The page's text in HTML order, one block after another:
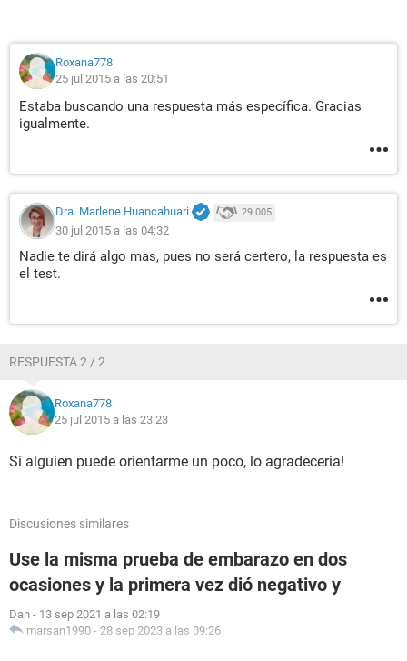
Roxana778
25 jul 2015 a las 20:51
Estaba buscando una respuesta más específica. Gracias
igualmente.
Dra. Marlene Huancahuari 29.005
30 jul 2015 a las 04:32
Nadie te dirá algo mas, pues no será certero, la respuesta es
el test.
RESPUESTA 2 / 2
Roxana778
25 jul 2015 a las 23:23
Si alguien puede orientarme un poco, lo agradeceria!
Discusiones similares
Use la misma prueba de embarazo en dos
ocasiones y la primera vez dió negativo y
Dan - 13 sep 2021 a las 02:19
marsan1990 - 28 sep 2023 a las 09:26